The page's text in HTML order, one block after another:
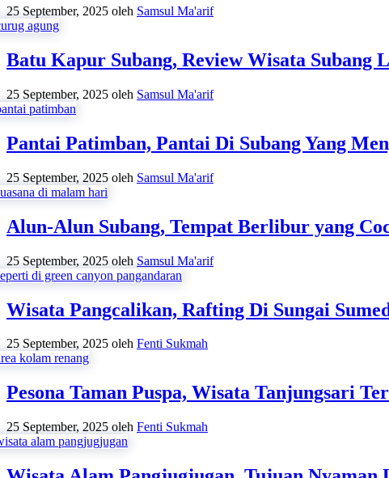
25 September, 2025 oleh Samsul Ma'arif
Batu Kapur Subang, Review Wisata Subang
25 September, 2025 oleh Samsul Ma'arif
Pantai Patimban, Pantai Di Subang Yang
25 September, 2025 oleh Samsul Ma'arif
Alun-Alun Subang, Tempat Berlibur yang
25 September, 2025 oleh Samsul Ma'arif
Wisata Pangcalikan, Rafting Di Sungai
25 September, 2025 oleh Fenti Sukmah
Pesona Taman Puspa, Wisata Tanjungsari
25 September, 2025 oleh Fenti Sukmah